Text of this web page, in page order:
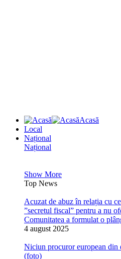
Acasă
Local
Național
Național
Show More
Top News
Acuzat de abuz în relația cu
”secretul fiscal” pentru a nu
Comunitatea a formulat o
4 august 2025
Niciun procuror european din
(foto)